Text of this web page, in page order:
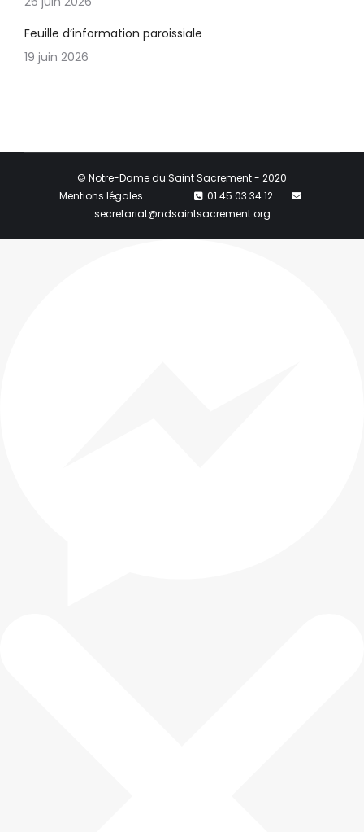
Feuille d’information paroissiale
19 juin 2026
© Notre-Dame du Saint Sacrement - 2020
Mentions légales
01 45 03 34 12
secretariat@ndsaintsacrement.org